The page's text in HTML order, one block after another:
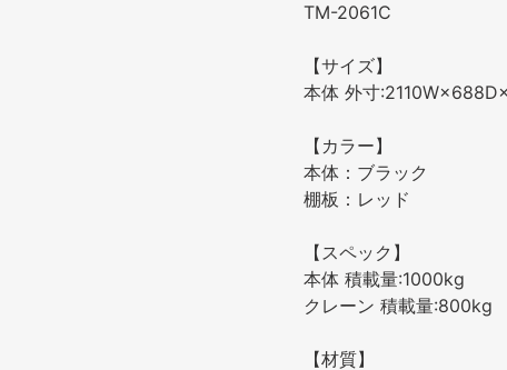
TM-2061C
【サイズ】
本体 外寸:2110W×688D×
【カラー】
本体：ブラック
棚板：レッド
【スペック】
本体 積載量:1000kg
クレーン 積載量:800kg
【材質】